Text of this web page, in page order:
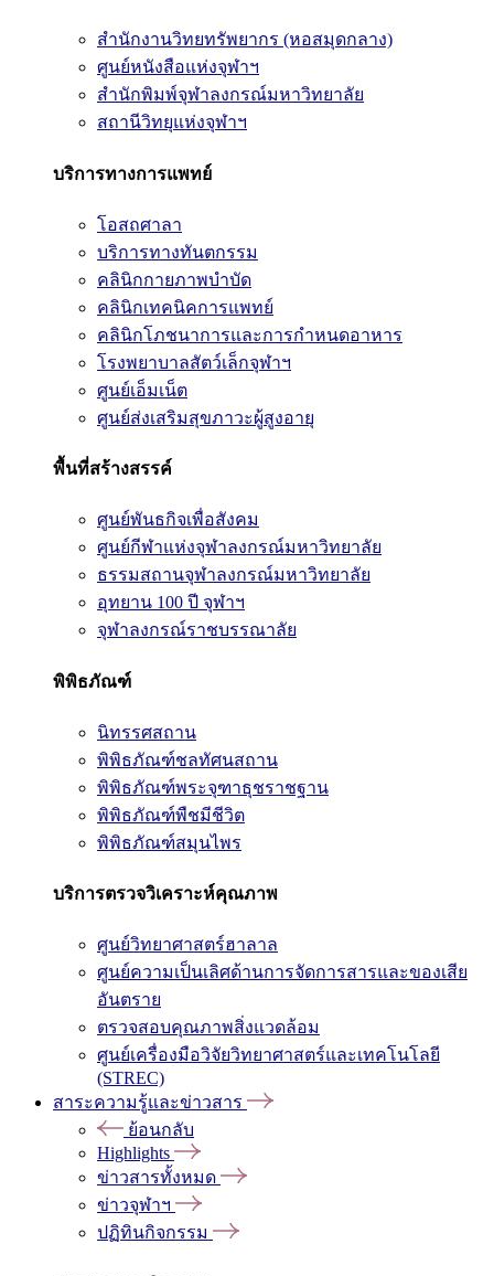
สำนักงานวิทยทรัพยากร (หอสมุดกลาง)
ศูนย์หนังสือแห่งจุฬาฯ
สำนักพิมพ์จุฬาลงกรณ์มหาวิทยาลัย
สถานีวิทยุแห่งจุฬาฯ
บริการทางการแพทย์
โอสถศาลา
บริการทางทันตกรรม
คลินิกกายภาพบำบัด
คลินิกเทคนิคการแพทย์
คลินิกโภชนาการและการกำหนดอาหาร
โรงพยาบาลสัตว์เล็กจุฬาฯ
ศูนย์เอ็มเน็ต
ศูนย์ส่งเสริมสุขภาวะผู้สูงอายุ
พื้นที่สร้างสรรค์
ศูนย์พันธกิจเพื่อสังคม
ศูนย์กีฬาแห่งจุฬาลงกรณ์มหาวิทยาลัย
ธรรมสถานจุฬาลงกรณ์มหาวิทยาลัย
อุทยาน 100 ปี จุฬาฯ
จุฬาลงกรณ์ราชบรรณาลัย
พิพิธภัณฑ์
นิทรรศสถาน
พิพิธภัณฑ์ชลทัศนสถาน
พิพิธภัณฑ์พระจุฑาธุชราชฐาน
พิพิธภัณฑ์พืชมีชีวิต
พิพิธภัณฑ์สมุนไพร
บริการตรวจวิเคราะห์คุณภาพ
ศูนย์วิทยาศาสตร์ฮาลาล
ศูนย์ความเป็นเลิศด้านการจัดการสารและของเสีย
อันตราย
ตรวจสอบคุณภาพสิ่งแวดล้อม
ศูนย์เครื่องมือวิจัยวิทยาศาสตร์และเทคโนโลยี
(STREC)
สาระความรู้และข่าวสาร
ย้อนกลับ
Highlights
ข่าวสารทั้งหมด
ข่าวจุฬาฯ
ปฏิทินกิจกรรม